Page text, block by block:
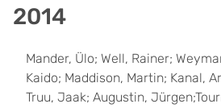
2014
Mander, Ülo; Well, Rainer;
Kaido; Maddison, Martin; Kanal,
Truu, Jaak; Augustin,